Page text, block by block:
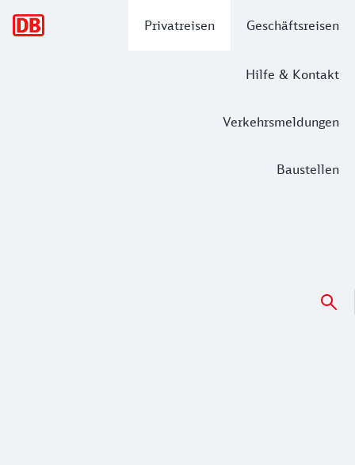
Privatreisen Geschäftsreisen
Hilfe & Kontakt
Verkehrsmeldungen
Baustellen